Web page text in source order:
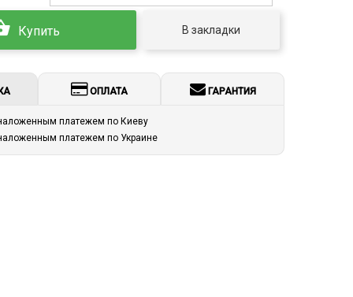
Купить В закладки
ОПЛАТА ГАРАНТИЯ
платежем по Киеву
платежем по Украине